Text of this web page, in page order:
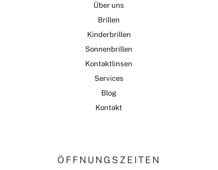
Über uns
Brillen
Kinderbrillen
Sonnenbrillen
Kontaktlinsen
Services
Blog
Kontakt
ÖFFNUNGSZEITEN